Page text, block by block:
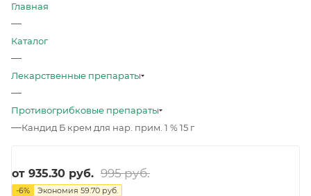
Главная
—
Каталог
—
Лекарственные препараты
—
Противогрибковые препараты
—Кандид Б крем для нар. прим. 1 % 15 г
от 935.30 руб. 995 руб.
-6% Экономия 59.70 руб.